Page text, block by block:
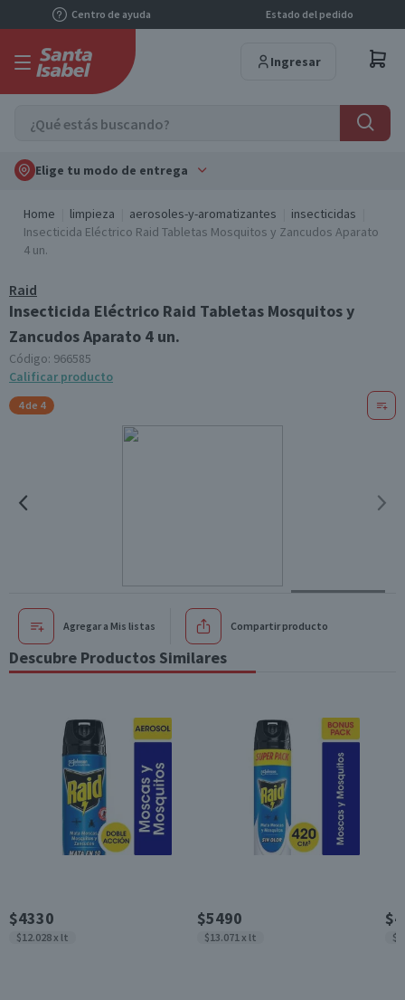
Centro de ayuda Estado del pedido
Ingresar
Elige tu modo de entrega
Home limpieza aerosoles-y-aromatizantes
insecticidas
Insecticida Eléctrico Raid Tabletas Mosquitos y Zancudos Aparato
4 un.
Raid
Insecticida Eléctrico Raid Tabletas Mosquitos y
Zancudos Aparato 4 un.
Código: 966585
Calificar producto
4 de 4
Agregar a Mis listas Compartir producto
Descubre Productos Similares
$4330
$12.028 x lt
$5490
$13.071 x lt